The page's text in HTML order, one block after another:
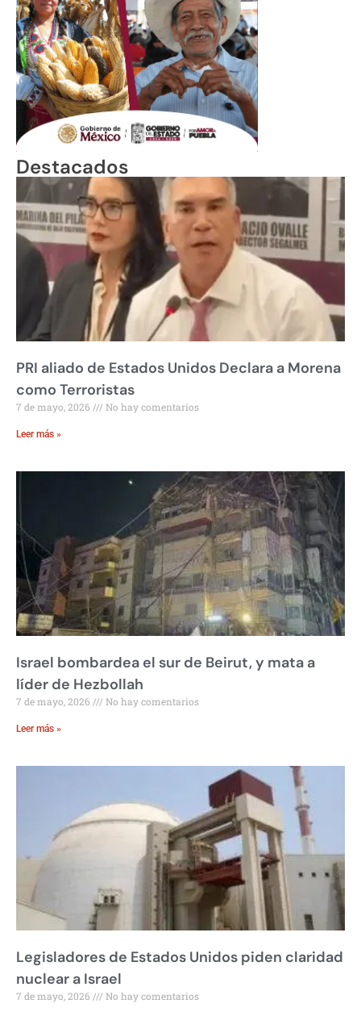
Destacados
PRI aliado de Estados Unidos Declara a Morena
como Terroristas
7 de mayo, 2026 No hay comentarios
Leer más »
Israel bombardea el sur de Beirut, y mata a
líder de Hezbollah
7 de mayo, 2026 No hay comentarios
Leer más »
Legisladores de Estados Unidos piden claridad
nuclear a Israel
7 de mayo, 2026 No hay comentarios